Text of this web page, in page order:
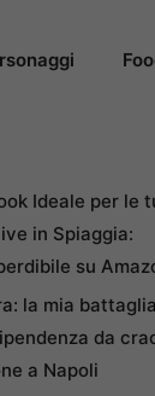
Ideale per le
in Spiaggia:
su
la mia battaglia
da
a Napoli